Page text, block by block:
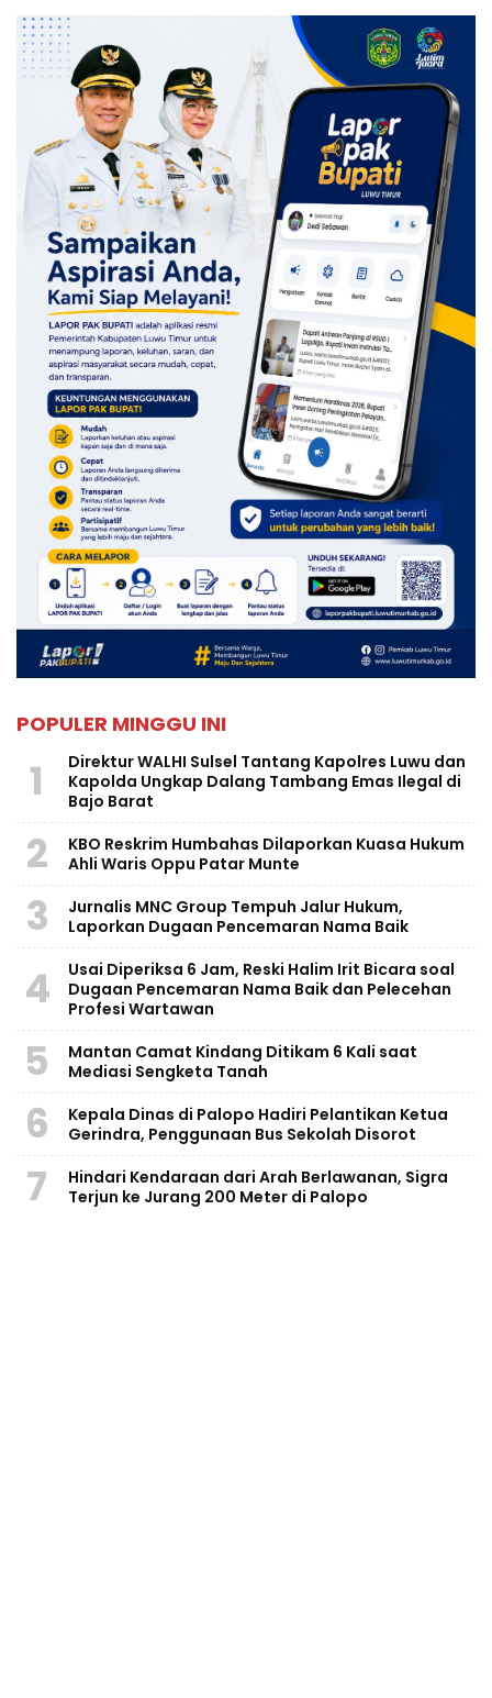
POPULER MINGGU INI
1
Direktur WALHI Sulsel Tantang Kapolres Luwu dan
Kapolda Ungkap Dalang Tambang Emas Ilegal di
Bajo Barat
2
KBO Reskrim Humbahas Dilaporkan Kuasa Hukum
Ahli Waris Oppu Patar Munte
3
Jurnalis MNC Group Tempuh Jalur Hukum,
Laporkan Dugaan Pencemaran Nama Baik
4
Usai Diperiksa 6 Jam, Reski Halim Irit Bicara soal
Dugaan Pencemaran Nama Baik dan Pelecehan
Profesi Wartawan
5
Mantan Camat Kindang Ditikam 6 Kali saat
Mediasi Sengketa Tanah
6
Kepala Dinas di Palopo Hadiri Pelantikan Ketua
Gerindra, Penggunaan Bus Sekolah Disorot
7
Hindari Kendaraan dari Arah Berlawanan, Sigra
Terjun ke Jurang 200 Meter di Palopo